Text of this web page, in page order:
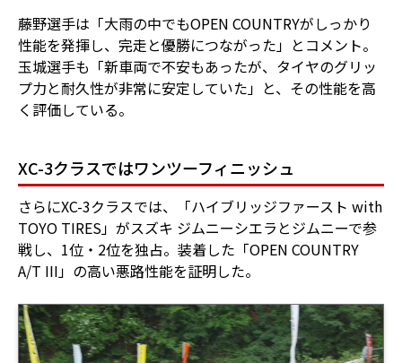
藤野選手は「大雨の中でもOPEN COUNTRYがしっかり
性能を発揮し、完走と優勝につながった」とコメント。
玉城選手も「新車両で不安もあったが、タイヤのグリッ
プ力と耐久性が非常に安定していた」と、その性能を高
く評価している。
XC-3クラスではワンツーフィニッシュ
さらにXC-3クラスでは、「ハイブリッジファースト with
TOYO TIRES」がスズキ ジムニーシエラとジムニーで参
戦し、1位・2位を独占。装着した「OPEN COUNTRY
A/T III」の高い悪路性能を証明した。